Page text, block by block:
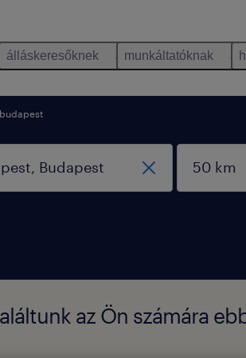
álláskeresőknek munkáltatóknak
budapest
az Ön számára